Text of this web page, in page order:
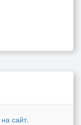
сайт.